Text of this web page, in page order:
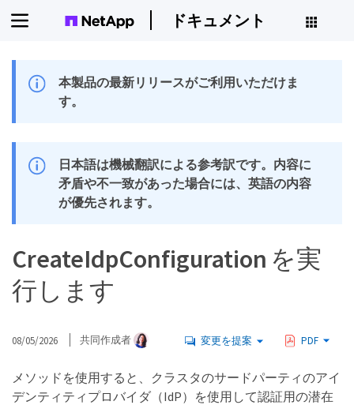
ドキュメント
本製品の最新リリースがご利用いただけま
す。
日本語は機械翻訳による参考訳です。内容に
矛盾や不一致があった場合には、英語の内容
が優先されます。
CreateIdpConfiguration を実
行します
08/05/2026 共同作成者 変更を提案 PDF
メソッドを使用すると、クラスタのサードパーティのアイ
デンティティプロバイダ（IdP）を使用して認証用の潜在